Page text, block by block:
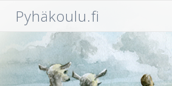
Pyhäkoulu.fi